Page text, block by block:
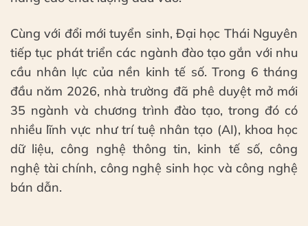
Cùng với đổi mới tuyển sinh, Đại học Thái Nguyên
tiếp tục phát triển các ngành đào tạo gắn với nhu
cầu nhân lực của nền kinh tế số. Trong 6 tháng
đầu năm 2026, nhà trường đã phê duyệt mở mới
35 ngành và chương trình đào tạo, trong đó có
nhiều lĩnh vực như trí tuệ nhân tạo (AI), khoa học
dữ liệu, công nghệ thông tin, kinh tế số, công
nghệ tài chính, công nghệ sinh học và công nghệ
bán dẫn.